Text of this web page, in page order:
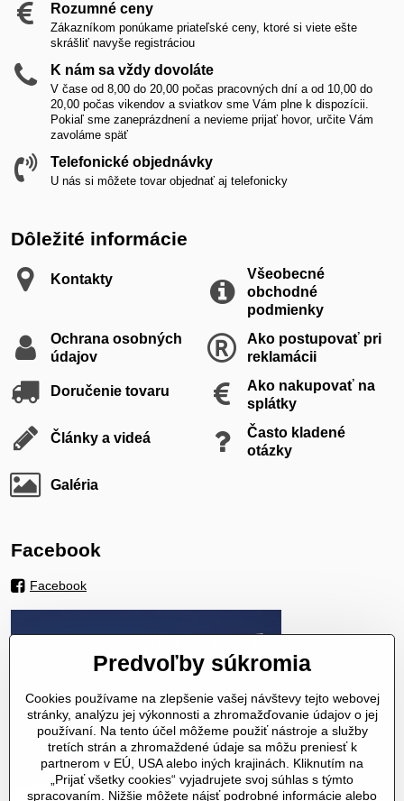
Rozumné ceny
Zákazníkom ponúkame priateľské ceny, ktoré si viete ešte
skrášliť navyše registráciou
K nám sa vždy dovoláte
V čase od 8,00 do 20,00 počas pracovných dní a od 10,00 do
20,00 počas vikendov a sviatkov sme Vám plne k dispozícii.
Pokiaľ sme zaneprázdnení a nevieme prijať hovor, určite Vám
zavoláme späť
Telefonické objednávky
U nás si môžete tovar objednať aj telefonicky
Dôležité informácie
Kontakty
Všeobecné
obchodné
podmienky
Ochrana osobných
údajov
Ako postupovať pri
reklamácii
Doručenie tovaru
Ako nakupovať na
splátky
Články a videá
Často kladené
otázky
Galéria
Facebook
Facebook
Predvoľby súkromia
Cookies používame na zlepšenie vašej návštevy tejto webovej
stránky, analýzu jej výkonnosti a zhromažďovanie údajov o jej
používaní. Na tento účel môžeme použiť nástroje a služby
tretích strán a zhromaždené údaje sa môžu preniesť k
partnerom v EÚ, USA alebo iných krajinách. Kliknutím na
„Prijať všetky cookies“ vyjadrujete svoj súhlas s týmto
spracovaním. Nižšie môžete nájsť podrobné informácie alebo